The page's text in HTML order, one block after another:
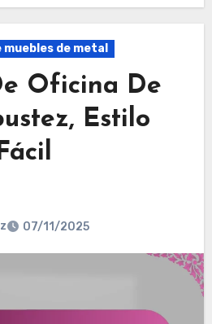
de metal
Oficina De
Estilo
07/11/2025